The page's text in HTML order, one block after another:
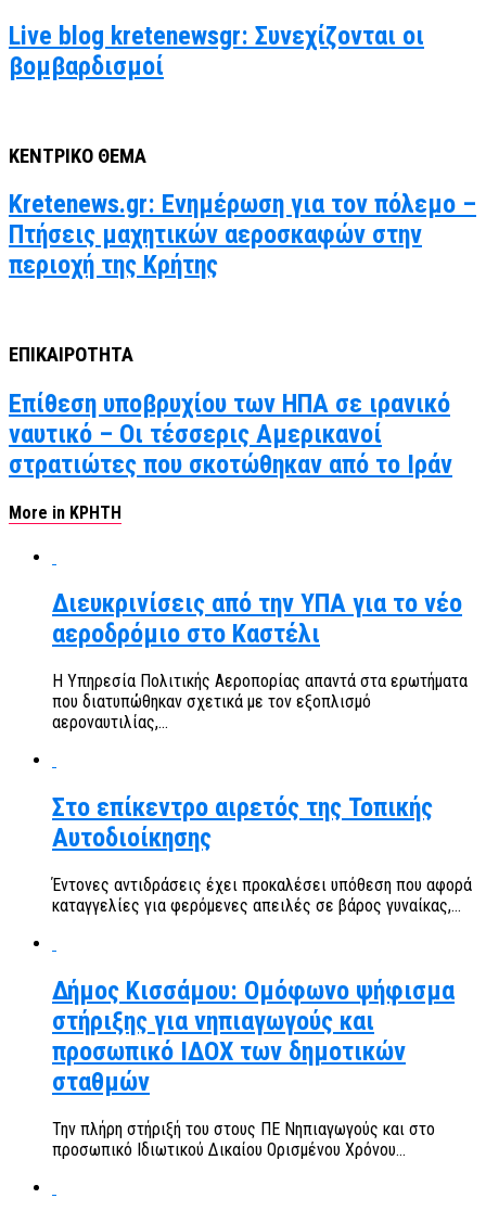
Live blog kretenewsgr: Συνεχίζονται οι
βομβαρδισμοί
ΚΕΝΤΡΙΚΟ ΘΕΜΑ
Kretenews.gr: Ενημέρωση για τον πόλεμο –
Πτήσεις μαχητικών αεροσκαφών στην
περιοχή της Κρήτης
ΕΠΙΚΑΙΡΟΤΗΤΑ
Επίθεση υποβρυχίου των ΗΠΑ σε ιρανικό
ναυτικό – Οι τέσσερις Αμερικανοί
στρατιώτες που σκοτώθηκαν από το Ιράν
More in ΚΡΗΤΗ
Διευκρινίσεις από την ΥΠΑ για το νέο
αεροδρόμιο στο Καστέλι
Η Υπηρεσία Πολιτικής Αεροπορίας απαντά στα ερωτήματα
που διατυπώθηκαν σχετικά με τον εξοπλισμό
αεροναυτιλίας,...
Στο επίκεντρο αιρετός της Τοπικής
Αυτοδιοίκησης
Έντονες αντιδράσεις έχει προκαλέσει υπόθεση που αφορά
καταγγελίες για φερόμενες απειλές σε βάρος γυναίκας,...
Δήμος Κισσάμου: Ομόφωνο ψήφισμα
στήριξης για νηπιαγωγούς και
προσωπικό ΙΔΟΧ των δημοτικών
σταθμών
Την πλήρη στήριξή του στους ΠΕ Νηπιαγωγούς και στο
προσωπικό Ιδιωτικού Δικαίου Ορισμένου Χρόνου...